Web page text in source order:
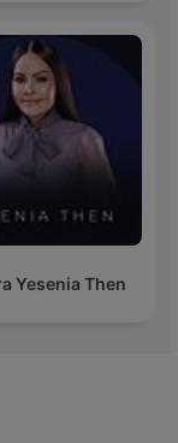
Yesenia Then